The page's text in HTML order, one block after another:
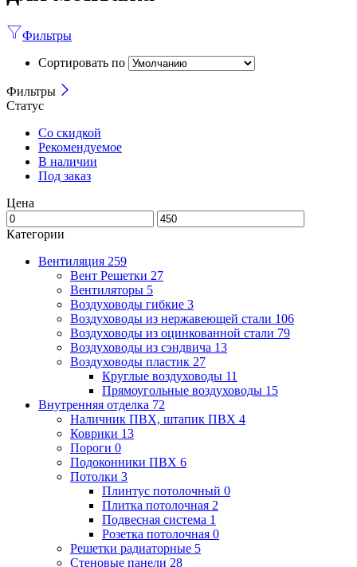
Фильтры
Сортировать по
Фильтры
Статус
Со скидкой
Рекомендуемое
В наличии
Под заказ
Цена
Категории
Вентиляция 259
Вент Решетки 27
Вентиляторы 5
Воздуховоды гибкие 3
Воздуховоды из нержавеющей стали 106
Воздуховоды из оцинкованной стали 79
Воздуховоды из сэндвича 13
Воздуховоды пластик 27
Круглые воздуховоды 11
Прямоугольные воздуховоды 15
Внутренняя отделка 72
Наличник ПВХ, штапик ПВХ 4
Коврики 13
Пороги 0
Подоконники ПВХ 6
Потолки 3
Плинтус потолочный 0
Плитка потолочная 2
Подвесная система 1
Розетка потолочная 0
Решетки радиаторные 5
Стеновые панели 28